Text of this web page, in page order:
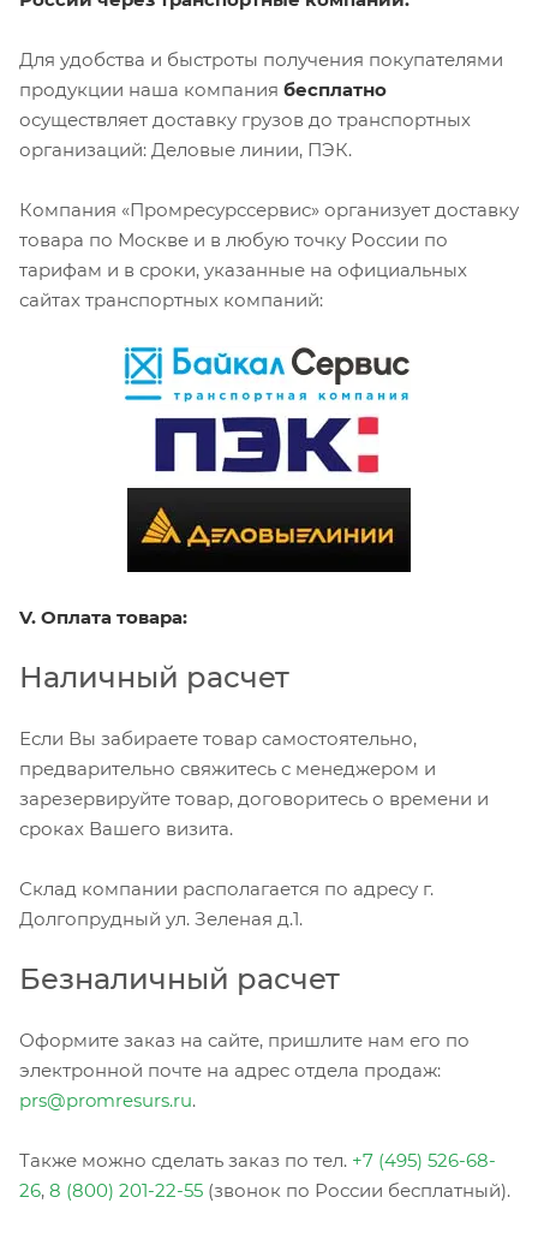
Для удобства и быстроты получения покупателями
продукции наша компания бесплатно
осуществляет доставку грузов до транспортных
организаций: Деловые линии, ПЭК.
Компания «Промресурссервис» организует доставку
товара по Москве и в любую точку России по
тарифам и в сроки, указанные на официальных
сайтах транспортных компаний:
V. Оплата товара:
Наличный расчет
Если Вы забираете товар самостоятельно,
предварительно свяжитесь с менеджером и
зарезервируйте товар, договоритесь о времени и
сроках Вашего визита.
Склад компании располагается по адресу г.
Долгопрудный ул. Зеленая д.1.
Безналичный расчет
Оформите заказ на сайте, пришлите нам его по
электронной почте на адрес отдела продаж:
prs@promresurs.ru.
Также можно сделать заказ по тел. +7 (495) 526-68-
26, 8 (800) 201-22-55 (звонок по России бесплатный).